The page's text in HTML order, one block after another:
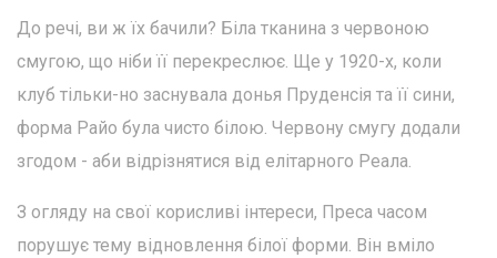
До речі, ви ж їх бачили? Біла тканина з червоною
смугою, що ніби її перекреслює. Ще у 1920-х, коли
клуб тільки-но заснувала донья Пруденсія та її сини,
форма Райо була чисто білою. Червону смугу додали
згодом - аби відрізнятися від елітарного Реала.
З огляду на свої корисливі інтереси, Преса часом
порушує тему відновлення білої форми. Він вміло